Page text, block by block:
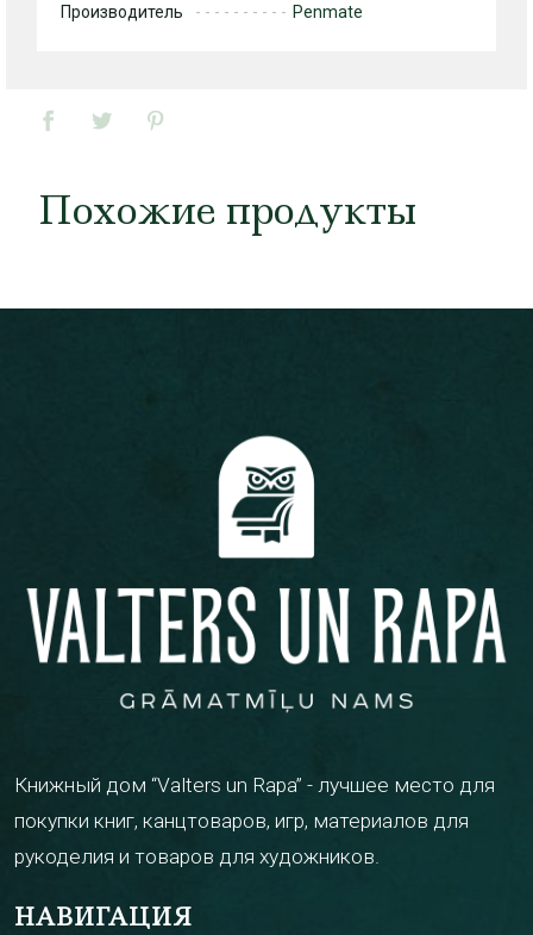
Производитель
Penmate
Похожие продукты
Книжный дом “Valters un Rapa” - лучшее место для
покупки книг, канцтоваров, игр, материалов для
рукоделия и товаров для художников.
НАВИГАЦИЯ